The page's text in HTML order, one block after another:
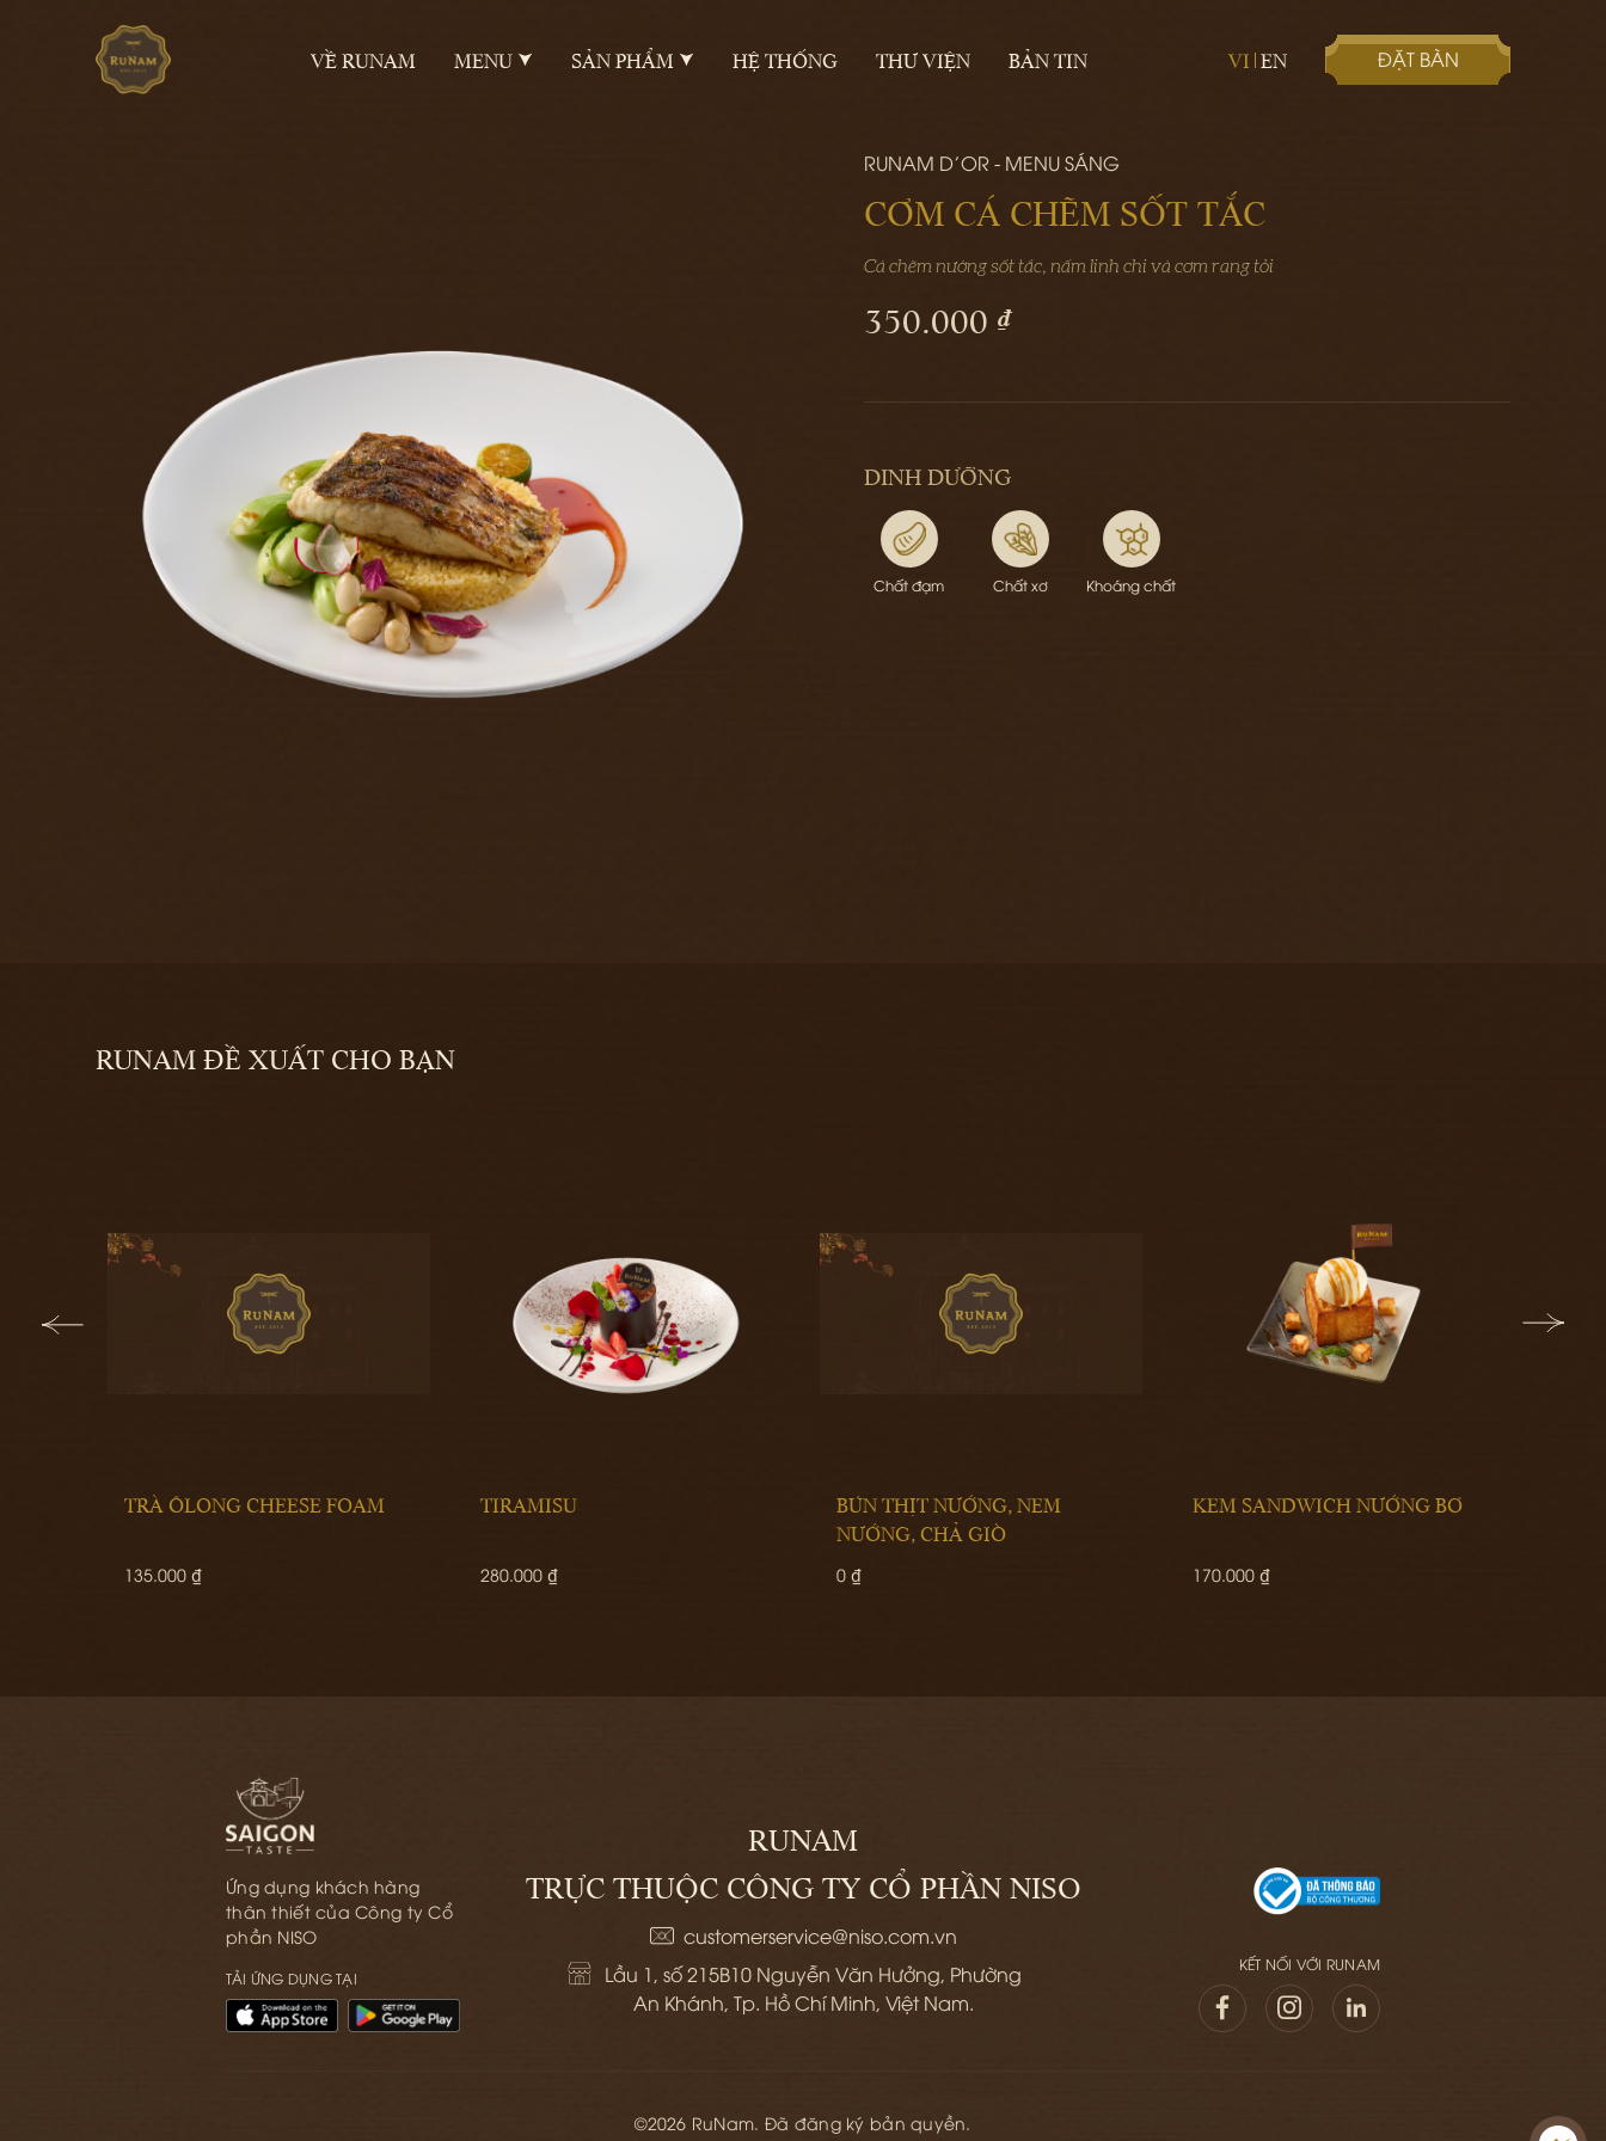
VỀ RUNAM MENU SẢN PHẨM HỆ THỐNG THƯ VIỆN BẢN TIN VI EN ĐẶT BÀN
RUNAM D'OR - MENU SÁNG
CƠM CÁ CHẼM SỐT TẮC
Cá chẽm nướng sốt tắc, nấm linh chi và cơm rang tỏi
350.000 ₫
DINH DƯỠNG
Chất đạm Chất xơ Khoáng chất
RUNAM ĐỀ XUẤT CHO BẠN
ÔLONG CHEESE FOAM TIRAMISU
BÚN THỊT NƯỚNG, NEM
NƯỚNG, CHẢ GIÒ
KEM SANDWICH NƯỚNG BƠ
CÁ BƠN ÁP CHẢO
Ứng dụng khách hàng
thân thiết của Công ty Cổ
phần NISO
TẢI ỨNG DỤNG TẠI
RUNAM
TRỰC THUỘC CÔNG TY CỔ PHẦN NISO
customerservice@niso.com.vn
Lầu 1, số 215B10 Nguyễn Văn Hưởng, Phường
An Khánh, Tp. Hồ Chí Minh, Việt Nam.
KẾT NỐI VỚI RUNAM
©2026 RuNam. Đã đăng ký bản quyền.